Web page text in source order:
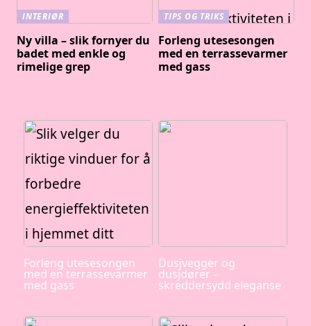
INTERIØR
Ny villa – slik fornyer du
badet med enkle og
rimelige grep
TIPS OG TRIKS
Forleng utesesongen
med en terrassevarmer
med gass
Forleng utesesongen
med en terrassevarmer
med gass
Dusjvegger og
dusjdører –
skreddersydd eleganse